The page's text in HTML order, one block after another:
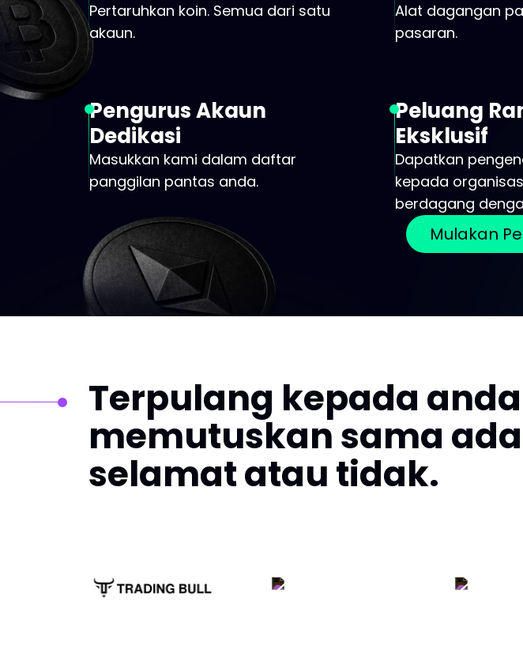
Pertaruhkan koin. Semua dari satu
akaun.
Alat dagangan
pasaran.
Pengurus Akaun
Dedikasi
Masukkan kami dalam daftar
panggilan pantas anda.
Peluang
Eksklusif
Dapatkan
kepada
berdagang
Mulakan
Terpulang kepada
memutuskan sama
selamat atau tidak.